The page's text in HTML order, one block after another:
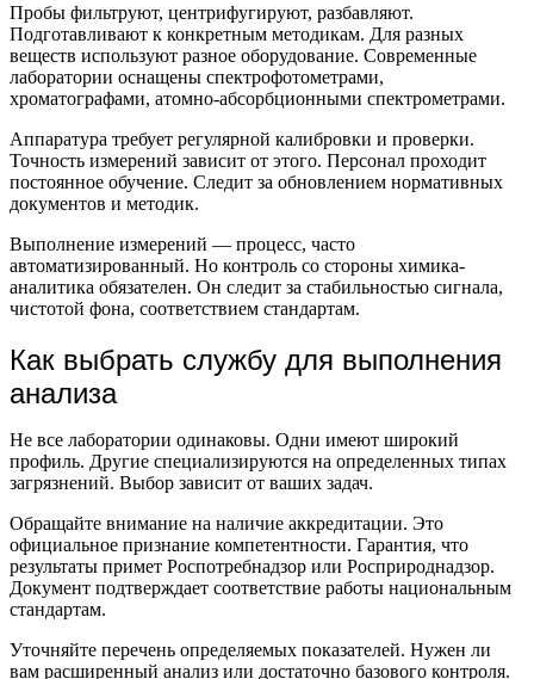
Пробы фильтруют, центрифугируют, разбавляют.
Подготавливают к конкретным методикам. Для разных
веществ используют разное оборудование. Современные
лаборатории оснащены спектрофотометрами,
хроматографами, атомно-абсорбционными спектрометрами.
Аппаратура требует регулярной калибровки и проверки.
Точность измерений зависит от этого. Персонал проходит
постоянное обучение. Следит за обновлением нормативных
документов и методик.
Выполнение измерений — процесс, часто
автоматизированный. Но контроль со стороны химика-
аналитика обязателен. Он следит за стабильностью сигнала,
чистотой фона, соответствием стандартам.
Как выбрать службу для выполнения
анализа
Не все лаборатории одинаковы. Одни имеют широкий
профиль. Другие специализируются на определенных типах
загрязнений. Выбор зависит от ваших задач.
Обращайте внимание на наличие аккредитации. Это
официальное признание компетентности. Гарантия, что
результаты примет Роспотребнадзор или Росприроднадзор.
Документ подтверждает соответствие работы национальным
стандартам.
Уточняйте перечень определяемых показателей. Нужен ли
вам расширенный анализ или достаточно базового контроля.